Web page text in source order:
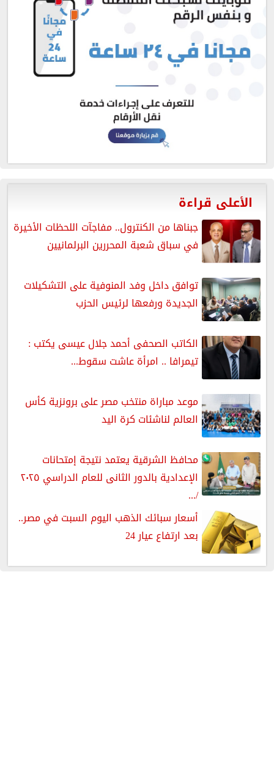
الأعلى قراءة
جبناها من الكنترول.. مفاجآت اللحظات الأخيرة
في سباق شعبة المحررين البرلمانيين
توافق داخل وفد المنوفية على التشكيلات
الجديدة ورفعها لرئيس الحزب
الكاتب الصحفى أحمد جلال عيسى يكتب :
تيمرافا .. امرأة عاشت سقوط...
موعد مباراة منتخب مصر على برونزية كأس
العالم لناشئات كرة اليد
محافظ الشرقية يعتمد نتيجة إمتحانات
الإعدادية بالدور الثانى للعام الدراسي ٢٠٢٥
/...
أسعار سبائك الذهب اليوم السبت في مصر..
بعد ارتفاع عيار 24